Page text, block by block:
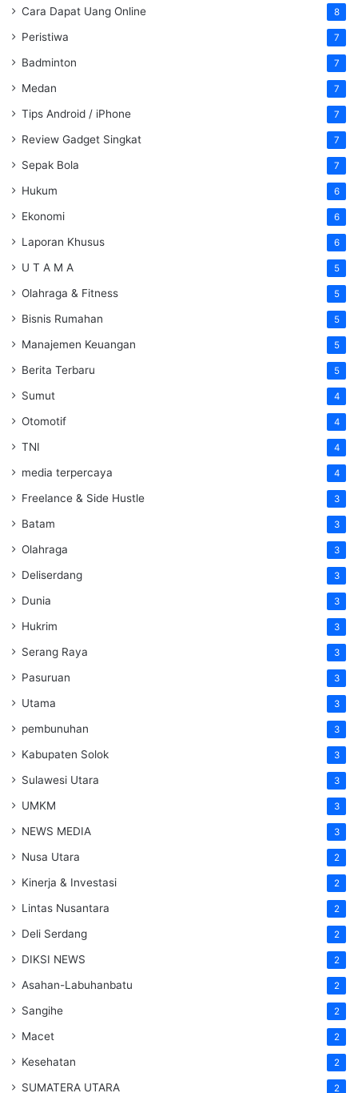
Cara Dapat Uang Online 8
Peristiwa 7
Badminton 7
Medan 7
Tips Android / iPhone 7
Review Gadget Singkat 7
Sepak Bola 7
Hukum 6
Ekonomi 6
Laporan Khusus 6
U T A M A 5
Olahraga & Fitness 5
Bisnis Rumahan 5
Manajemen Keuangan 5
Berita Terbaru 5
Sumut 4
Otomotif 4
TNI 4
media terpercaya 4
Freelance & Side Hustle 3
Batam 3
Olahraga 3
Deliserdang 3
Dunia 3
Hukrim 3
Serang Raya 3
Pasuruan 3
Utama 3
pembunuhan 3
Kabupaten Solok 3
Sulawesi Utara 3
UMKM 3
NEWS MEDIA 3
Nusa Utara 2
Kinerja & Investasi 2
Lintas Nusantara 2
Deli Serdang 2
DIKSI NEWS 2
Asahan-Labuhanbatu 2
Sangihe 2
Macet 2
Kesehatan 2
SUMATERA UTARA 2